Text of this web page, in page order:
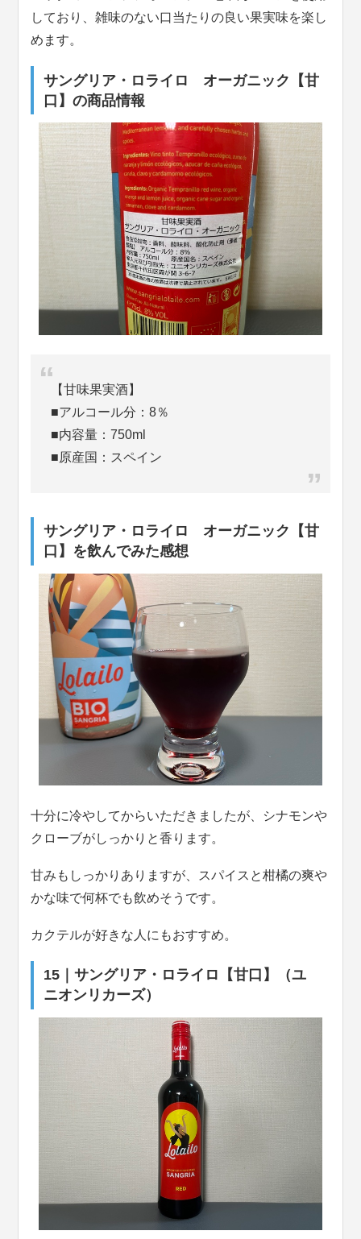
しており、雑味のない口当たりの良い果実味を楽し
めます。
サングリア・ロライロ オーガニック【甘
口】の商品情報
【甘味果実酒】
■アルコール分：8％
■内容量：750ml
■原産国：スペイン
サングリア・ロライロ オーガニック【甘
口】を飲んでみた感想
十分に冷やしてからいただきましたが、シナモンや
クローブがしっかりと香ります。
甘みもしっかりありますが、スパイスと柑橘の爽や
かな味で何杯でも飲めそうです。
カクテルが好きな人にもおすすめ。
15｜サングリア・ロライロ【甘口】（ユ
ニオンリカーズ）